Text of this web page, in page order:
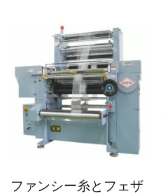
ファンシー糸とフェザ